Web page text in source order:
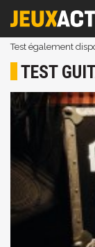
Test également
TEST